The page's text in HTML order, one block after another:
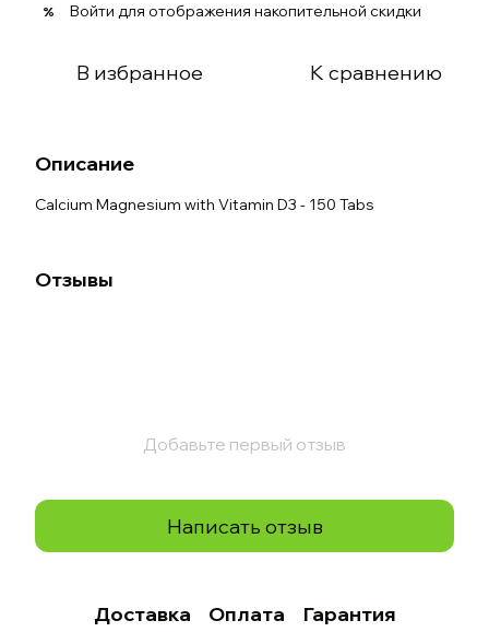
% Войти для отображения накопительной скидки
В избранное К сравнению
Описание
Calcium Magnesium with Vitamin D3 - 150 Tabs
Отзывы
Добавьте первый отзыв
Написать отзыв
Доставка Оплата Гарантия